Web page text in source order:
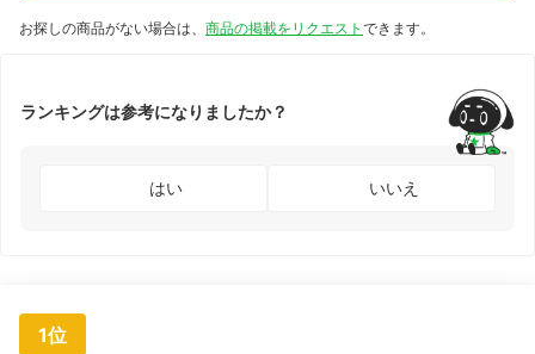
お探しの商品がない場合は、 商品の掲載をリクエスト できます。
ランキングは参考になりましたか？
はい いいえ
1位